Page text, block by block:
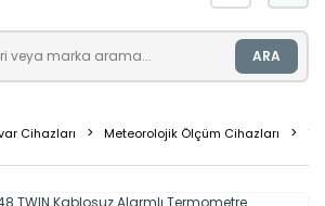
ARA
Cihazları Meteorolojik Ölçüm Cihazları